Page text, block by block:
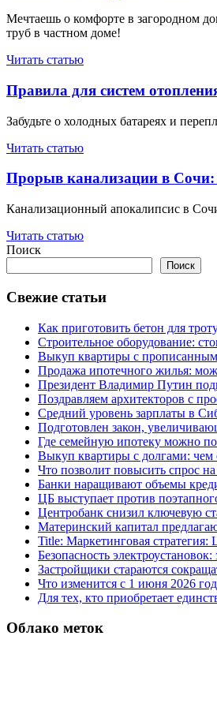
Мечтаешь о комфорте в загородном
труб в частном доме!
Читать статью
Правила для систем
Забудьте о холодных батареях и
Читать статью
Прорыв канализации в Сочи:
Канализационный апокалипсис в
Читать статью
Поиск
Поиск
Свежие статьи
Как приготовить бетон для
Строительное оборудование:
Выкуп квартиры с
Продажа ипотечного жилья:
Президент Владимир Путин
Поздравляем архитекторов с
Средний уровень зарплаты в
Подготовлен закон,
Где семейную ипотеку можно
Выкуп квартиры с долгами: чем
Что позволит повысить спрос
Банки наращивают объемы
ЦБ выступает против
Центробанк снизил ключевую
Материнский капитал
Title: Маркетинговая
Безопасность
Застройщики стараются
Что изменится с 1 июня 2026
Для тех, кто приобретает
Облако меток